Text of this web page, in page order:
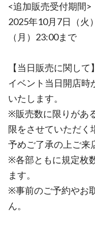
<追加販売受付期間>
2025年10月7日（火
（月）23:00まで
【当日販売に関して】
イベント当日開店時
いたします。
※販売数に限りがあ
限をさせていただく
予めご了承の上ご来
※各部ともに規定枚
ます。
※事前のご予約やお
ん。